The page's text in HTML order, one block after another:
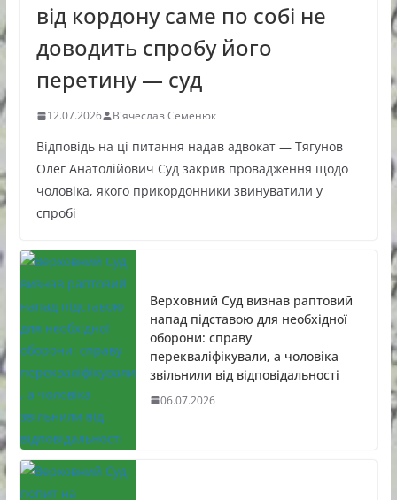
від кордону саме по собі не
доводить спробу його
перетину — суд
12.07.2026 В'ячеслав Семенюк
Відповідь на ці питання надав адвокат — Тягунов
Олег Анатолійович Суд закрив провадження щодо
чоловіка, якого прикордонники звинуватили у
спробі
Верховний Суд визнав раптовий
напад підставою для необхідної
оборони: справу
перекваліфікували, а чоловіка
звільнили від відповідальності
06.07.2026